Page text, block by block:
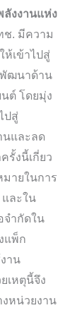
งงานแห่ง
ช. มีความ
ห้เข้าไปสู่
พัฒนาด้าน
ต์ โดยมุ่ง
ปสู่
นและลด
รั้งนี้เกี่ยว
มายในการ
ละใน
จำกัดใน
แพ็ก
าน
เหตุนี้จึง
งหน่วยงาน